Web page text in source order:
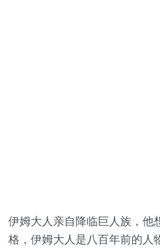
伊姆大人亲自降临巨人族，他
格，伊姆大人是八百年前的人